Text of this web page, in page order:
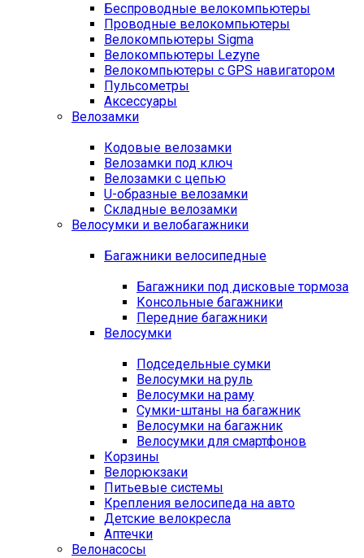
Беспроводные велокомпьютеры
Проводные велокомпьютеры
Велокомпьютеры Sigma
Велокомпьютеры Lezyne
Велокомпьютеры с GPS навигатором
Пульсометры
Аксессуары
Велозамки
Кодовые велозамки
Велозамки под ключ
Велозамки с цепью
U-образные велозамки
Складные велозамки
Велосумки и велобагажники
Багажники велосипедные
Багажники под дисковые тормоза
Консольные багажники
Передние багажники
Велосумки
Подседельные сумки
Велосумки на руль
Велосумки на раму
Сумки-штаны на багажник
Велосумки на багажник
Велосумки для смартфонов
Корзины
Велорюкзаки
Питьевые системы
Крепления велосипеда на авто
Детские велокресла
Аптечки
Велонасосы